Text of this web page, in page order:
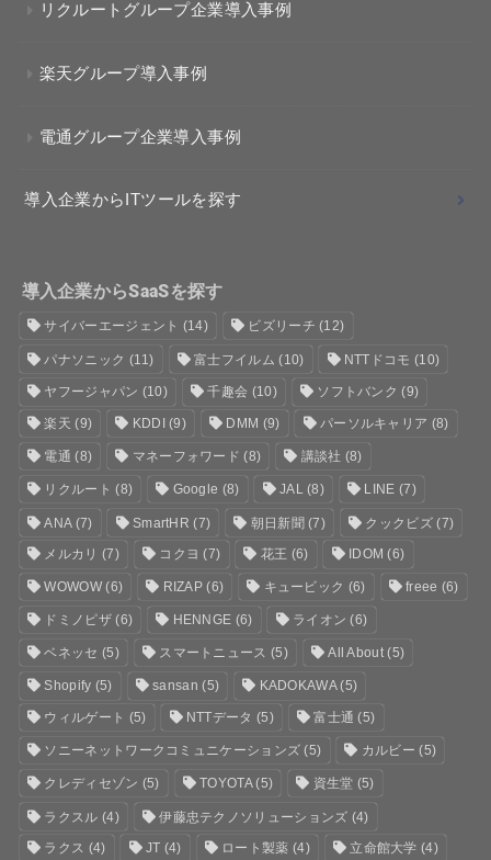
リクルートグループ企業導入事例
楽天グループ導入事例
電通グループ企業導入事例
導入企業からITツールを探す
導入企業からSaaSを探す
サイバーエージェント (14) ビズリーチ (12)
パナソニック (11) 富士フイルム (10) NTTドコモ (10)
ヤフージャパン (10) 千趣会 (10) ソフトバンク (9)
楽天 (9) KDDI (9) DMM (9) パーソルキャリア (8)
電通 (8) マネーフォワード (8) 講談社 (8)
リクルート (8) Google (8) JAL(8) LINE (7)
ANA(7) SmartHR (7) 朝日新聞(7) クックビズ(7)
メルカリ (7) コクヨ (7) 花王 (6) IDOM (6)
WOWOW(6) RIZAP (6) キュービック (6) freee (6)
ドミノピザ(6) HENNGE (6) ライオン (6)
ベネッセ (5) スマートニュース (5) All About(5)
Shopify (5) sansan (5) KADOKAWA(5)
ウィルゲート (5) NTTデータ (5) 富士通 (5)
ソニーネットワークコミュニケーションズ (5) カルビー (5)
クレディセゾン (5) TOYOTA(5) 資生堂 (5)
ラクスル (4) 伊藤忠テクノソリューションズ (4)
ラクス (4) JT (4) ロート製薬 (4) 立命館大学 (4)